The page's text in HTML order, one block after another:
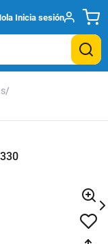
Inicia sesión